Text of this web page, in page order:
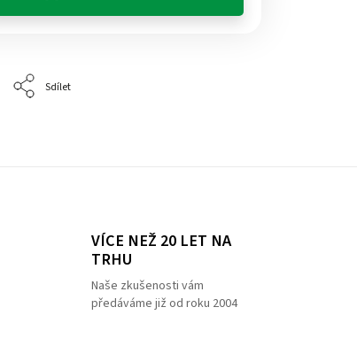
Sdílet
VÍCE NEŽ 20 LET NA
TRHU
Naše zkušenosti vám
předáváme již od roku 2004